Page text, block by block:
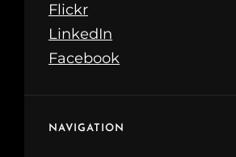
Flickr
LinkedIn
Facebook
NAVIGATION